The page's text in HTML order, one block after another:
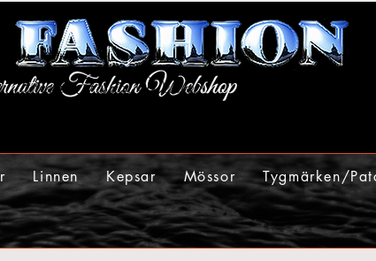
Linnen Kepsar Mössor Tygmärken/